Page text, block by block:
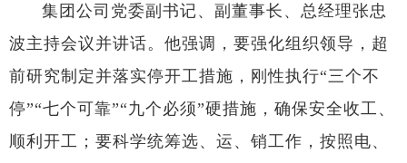
集团公司党委副书记、副董事长、总经理张忠
波主持会议并讲话。他强调，要强化组织领导，超
前研究制定并落实停开工措施，刚性执行“三个不
停”“七个可靠”“九个必须”硬措施，确保安全收工、
顺利开工；要科学统筹选、运、销工作，按照电、